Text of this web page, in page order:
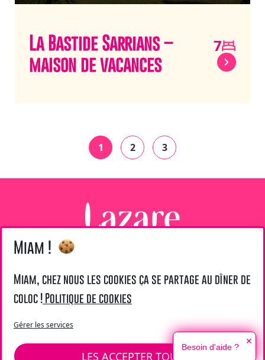
Miam !
Miam, chez nous les cookies ça se partage au dîner de
coloc ! Politique de cookies
Gérer les services
LES ACCEPTER TOUS
La Bastide Sarrians –
maison de vacances
7
1 2 3
LIENS UTILES
Mentions légales
Fondation Lazare
SIÈGE : Besoin d'aide ?
✕